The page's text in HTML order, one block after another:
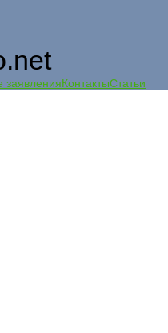
заявленияКонтактыСтатьи